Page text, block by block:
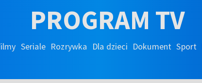
PROGRAM TV
Seriale Rozrywka Dla dzieci Dokument Sport